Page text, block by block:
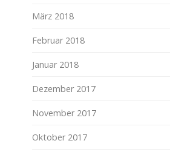
März 2018
Februar 2018
Januar 2018
Dezember 2017
November 2017
Oktober 2017